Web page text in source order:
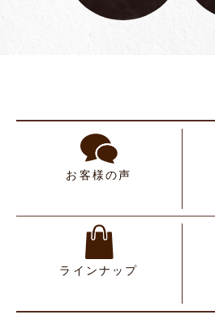
お客様の声
ラインナップ